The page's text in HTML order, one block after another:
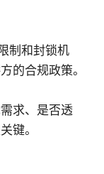
制和封锁机
的合规政策。
求、是否透
键。